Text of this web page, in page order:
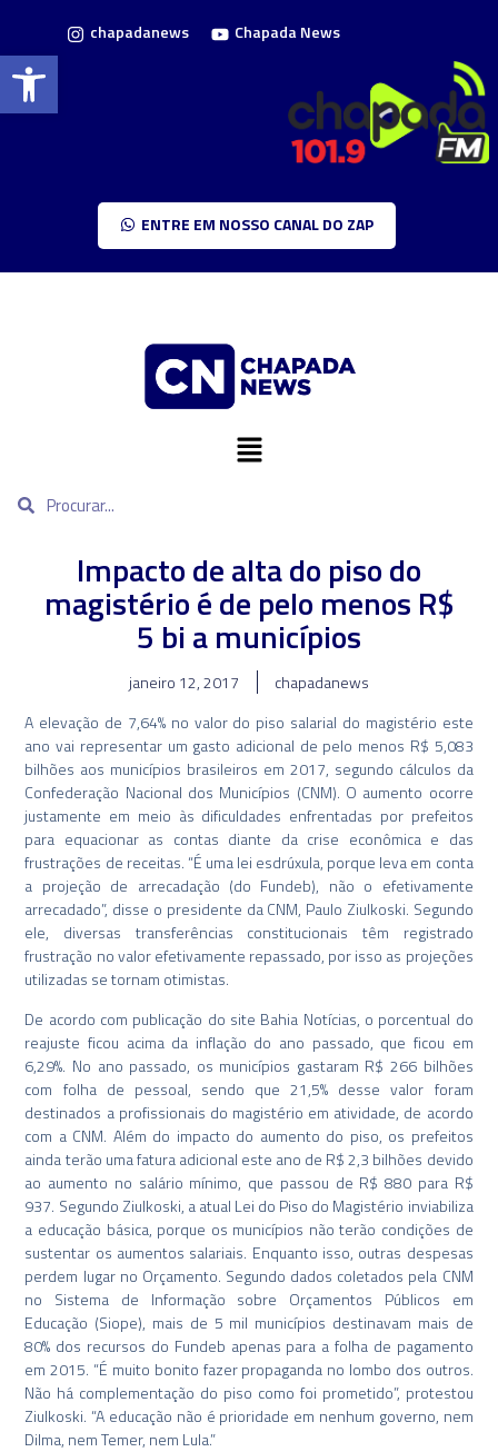
Barra de Ferramentas Aberta
chapadanews Chapada News
ENTRE EM NOSSO CANAL DO ZAP
Impacto de alta do piso do
magistério é de pelo menos R$
5 bi a municípios
janeiro 12, 2017
chapadanews
A elevação de 7,64% no valor do piso salarial do magistério este
ano vai representar um gasto adicional de pelo menos R$ 5,083
bilhões aos municípios brasileiros em 2017, segundo cálculos da
Confederação Nacional dos Municípios (CNM). O aumento ocorre
justamente em meio às dificuldades enfrentadas por prefeitos
para equacionar as contas diante da crise econômica e das
frustrações de receitas. “É uma lei esdrúxula, porque leva em conta
a projeção de arrecadação (do Fundeb), não o efetivamente
arrecadado”, disse o presidente da CNM, Paulo Ziulkoski. Segundo
ele, diversas transferências constitucionais têm registrado
frustração no valor efetivamente repassado, por isso as projeções
utilizadas se tornam otimistas.
De acordo com publicação do site Bahia Notícias, o porcentual do
reajuste ficou acima da inflação do ano passado, que ficou em
6,29%. No ano passado, os municípios gastaram R$ 266 bilhões
com folha de pessoal, sendo que 21,5% desse valor foram
destinados a profissionais do magistério em atividade, de acordo
com a CNM. Além do impacto do aumento do piso, os prefeitos
ainda terão uma fatura adicional este ano de R$ 2,3 bilhões devido
ao aumento no salário mínimo, que passou de R$ 880 para R$
937. Segundo Ziulkoski, a atual Lei do Piso do Magistério inviabiliza
a educação básica, porque os municípios não terão condições de
sustentar os aumentos salariais. Enquanto isso, outras despesas
perdem lugar no Orçamento. Segundo dados coletados pela CNM
no Sistema de Informação sobre Orçamentos Públicos em
Educação (Siope), mais de 5 mil municípios destinavam mais de
80% dos recursos do Fundeb apenas para a folha de pagamento
em 2015. “É muito bonito fazer propaganda no lombo dos outros.
Não há complementação do piso como foi prometido”, protestou
Ziulkoski. “A educação não é prioridade em nenhum governo, nem
Dilma, nem Temer, nem Lula.”